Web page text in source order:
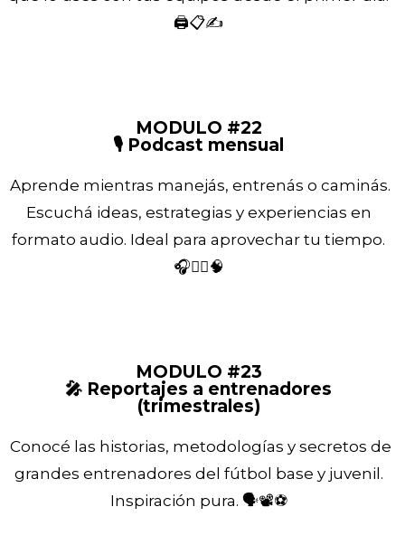
🖨️📋✍️
MODULO #22
🎙️ Podcast mensual
Aprende mientras manejás, entrenás o caminás.
Escuchá ideas, estrategias y experiencias en
formato audio. Ideal para aprovechar tu tiempo.
🎧🚶‍♂️🧠
MODULO #23
🎤 Reportajes a entrenadores
(trimestrales)
Conocé las historias, metodologías y secretos de
grandes entrenadores del fútbol base y juvenil.
Inspiración pura. 🗣️📽️⚽